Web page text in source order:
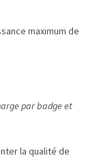
maximum de
par badge et
la qualité de